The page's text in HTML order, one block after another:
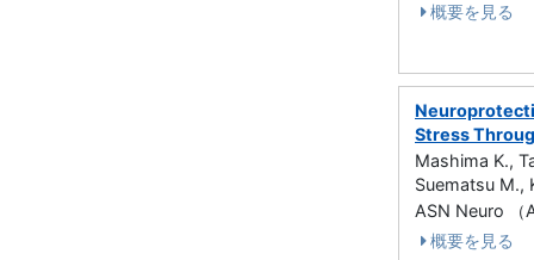
概要を見る
Stress
Mashima K.,
Suematsu M.,
ASN Neuro
概要を見る